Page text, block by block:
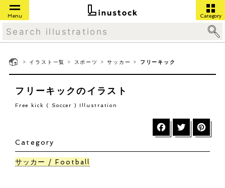
Menu Category
> イラスト一覧 > スポーツ >サッカー > フリーキック
フリーキックのイラスト
Free kick ( Soccer ) Illustration
Category
サッカー Football